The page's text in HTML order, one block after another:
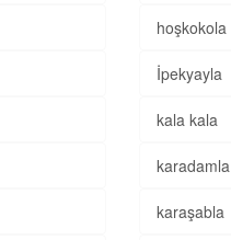
hoşkokola
İpekyayla
kala kala
karadamla
karaşabla